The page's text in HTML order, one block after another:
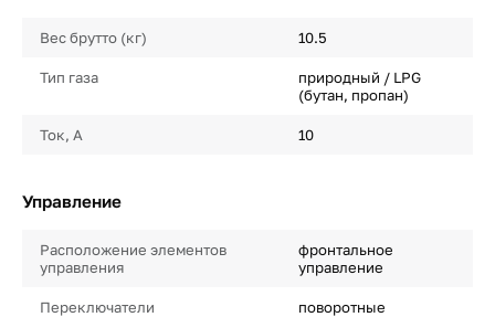
Вес брутто (кг) 10.5
Тип газа
природный / LPG
(бутан, пропан)
Ток, А 10
Управление
Расположение элементов
управления
фронтальное
управление
Переключатели поворотные